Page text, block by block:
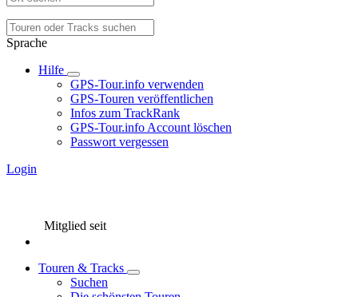
Sprache
Hilfe
GPS-Tour.info verwenden
GPS-Touren veröffentlichen
Infos zum TrackRank
GPS-Tour.info Account löschen
Passwort vergessen
Login
Mitglied seit
Touren & Tracks
Suchen